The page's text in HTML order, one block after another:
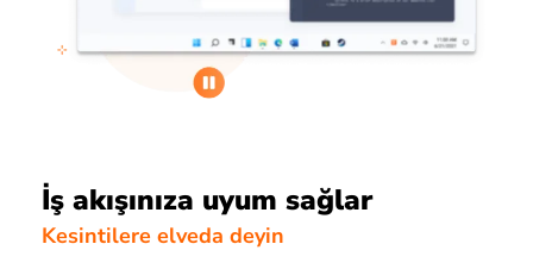
İş akışınıza uyum sağlar
Kesintilere elveda deyin